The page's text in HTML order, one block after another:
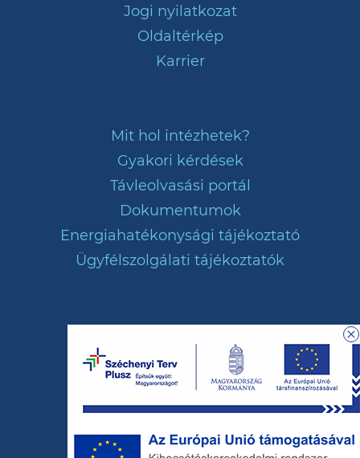
Jogi nyilatkozat
Oldaltérkép
Karrier
Mit hol intézhetek?
Gyakori kérdések
Távleolvasási portál
Dokumentumok
Energiahatékonysági tájékoztató
Ügyfélszolgálati tájékoztatók